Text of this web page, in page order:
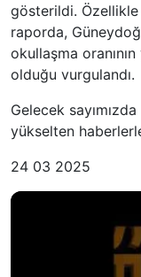
gösterildi.
raporda,
okullaşma
olduğu vurgulandı.
Gelecek
yükselten
24 03 2025